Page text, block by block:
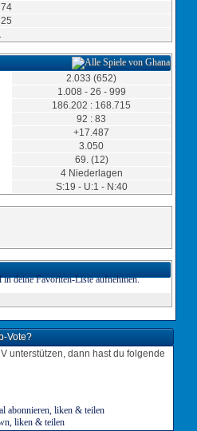
Tor für Ghana
2.033 (652)
1.008 - 26 - 999
186.202 : 168.715
92 : 83
+17.487
3.050
69. (12)
4 Niederlagen
S:19 - U:1 - N:40
in deine Favoriten-Liste aufnehmen.
Vote?
unterstützen, dann hast du folgende
abonnieren, liken & teilen
liken & teilen